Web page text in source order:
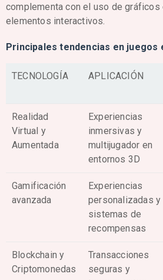
complementa con el uso de gráficos
elementos interactivos.
Principales tendencias en juegos
TECNOLOGÍA APLICACIÓN
Realidad
Virtual y
Aumentada
Experiencias
inmersivas y
multijugador en
entornos 3D
Gamificación
avanzada
Experiencias
personalizadas y
sistemas de
recompensas
Blockchain y
Criptomonedas
Transacciones
seguras y